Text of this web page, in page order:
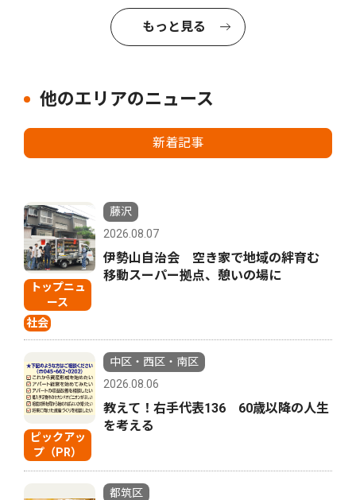
もっと見る
他のエリアのニュース
新着記事
トップニュ
ース
社会
藤沢
2026.08.07
伊勢山自治会 空き家で地域の絆育む
移動スーパー拠点、憩いの場に
ピックアッ
プ（PR）
中区・西区・南区
2026.08.06
教えて！右手代表136 60歳以降の人生
を考える
都筑区